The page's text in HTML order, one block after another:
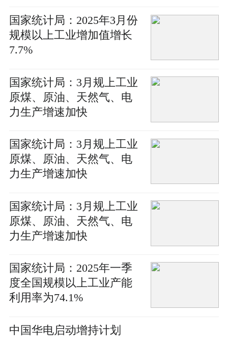
国家统计局：2025年3月份
规模以上工业增加值增长
7.7%
国家统计局：3月规上工业
原煤、原油、天然气、电
力生产增速加快
国家统计局：3月规上工业
原煤、原油、天然气、电
力生产增速加快
国家统计局：3月规上工业
原煤、原油、天然气、电
力生产增速加快
国家统计局：2025年一季
度全国规模以上工业产能
利用率为74.1%
中国华电启动增持计划